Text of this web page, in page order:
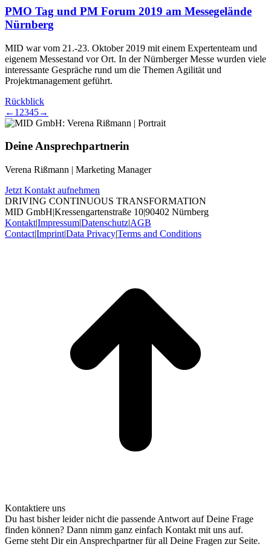
PMO Tag und PM Forum 2019 am Messegelände
Nürnberg
MID war vom 21.-23. Oktober 2019 mit einem Expertenteam und
eigenem Messestand vor Ort. In der Nürnberger Messe wurden viele
interessante Gespräche rund um die Themen Agilität und
Projektmanagement geführt.
Rückblick
← 1 2345→
Deine Ansprechpartnerin
Verena Rißmann | Marketing Manager
Jetzt Kontakt aufnehmen
DRIVING CONTINUOUS TRANSFORMATION
MID GmbH|Kressengartenstraße 10|90402 Nürnberg
Kontakt|Impressum|Datenschutz|AGB
Contact|Imprint|Data Privacy|Terms and Conditions
Kontaktiere uns
Du hast bisher leider nicht die passende Antwort auf Deine Frage
finden können? Dann nimm ganz einfach Kontakt mit uns auf.
Gerne steht Dir ein Ansprechpartner für all Deine Fragen zur Seite.